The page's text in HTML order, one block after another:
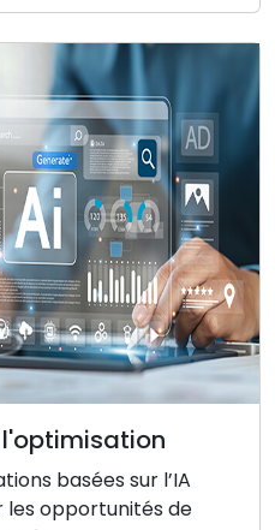
l'optimisation
basées sur l’IA
les opportunités de